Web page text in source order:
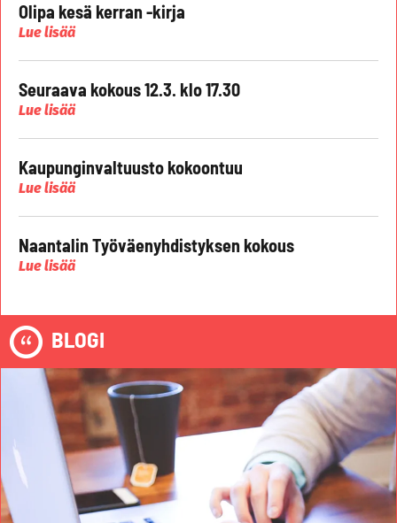
Olipa kesä kerran -kirja
Lue lisää
Seuraava kokous 12.3. klo 17.30
Lue lisää
Kaupunginvaltuusto kokoontuu
Lue lisää
Naantalin Työväenyhdistyksen kokous
Lue lisää
BLOGI